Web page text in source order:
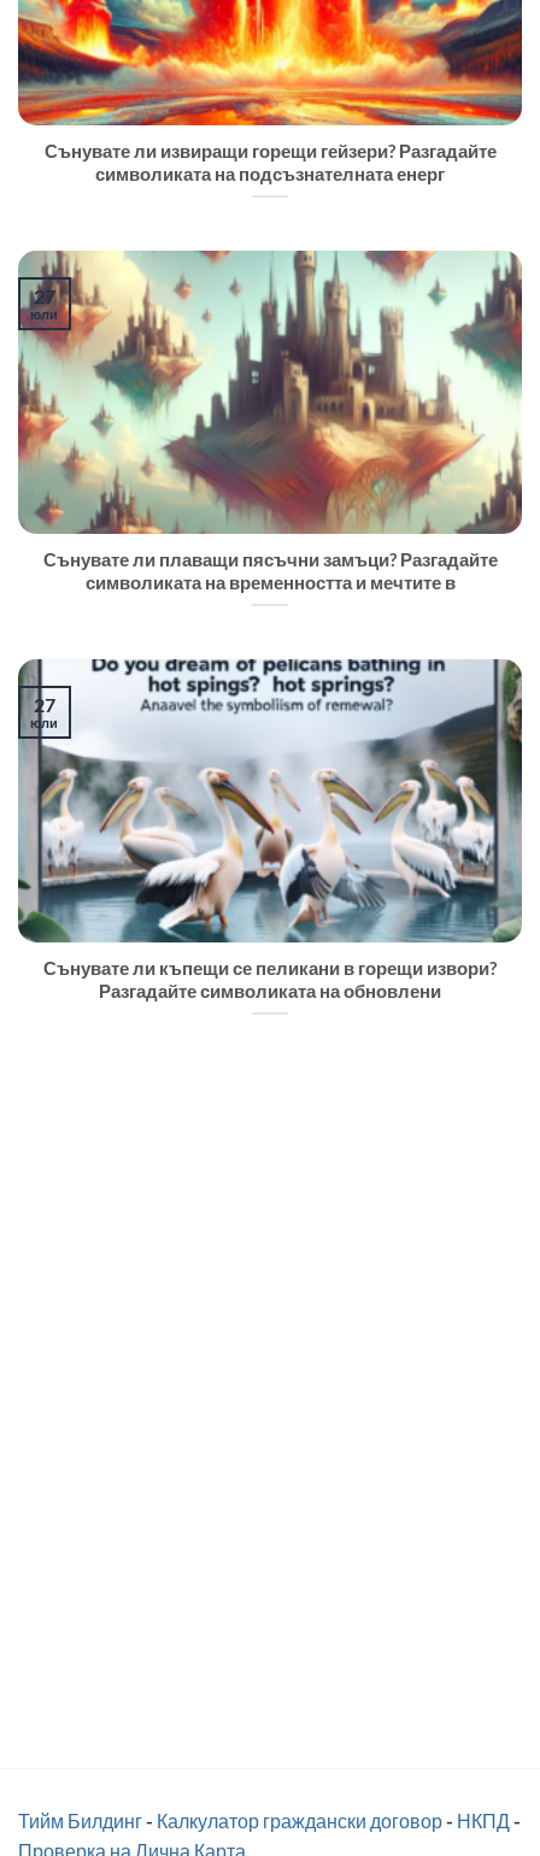
Сънувате ли извиращи горещи гейзери? Разгадайте
символиката на подсъзнателната енерг
Сънувате ли плаващи пясъчни замъци? Разгадайте
символиката на временността и мечтите в
27
юли
Сънувате ли къпещи се пеликани в горещи извори?
Разгадайте символиката на обновлени
27
юли
Тийм Билдинг- Калкулатор граждански договор- НКПД-
Проверка на Лична Карта